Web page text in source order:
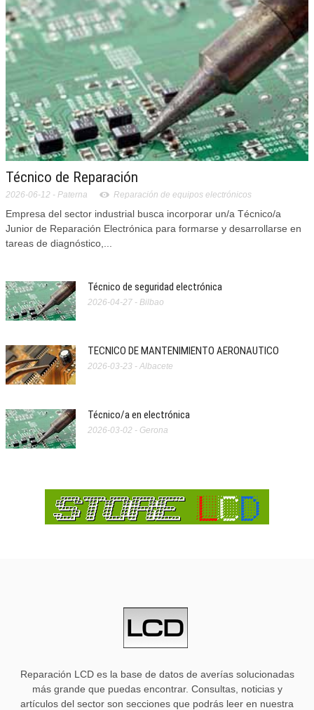
Técnico de Reparación
2026-06-12 - Paterna Reparación de equipos electrónicos
Empresa del sector industrial busca incorporar un/a Técnico/a
Junior de Reparación Electrónica para formarse y desarrollarse en
tareas de diagnóstico,...
Técnico de seguridad electrónica
2026-04-27 - Bilbao
TECNICO DE MANTENIMIENTO AERONAUTICO
2026-03-23 - Albacete
Técnico/a en electrónica
2026-03-02 - Gerona
Reparación LCD es la base de datos de averías solucionadas
más grande que puedas encontrar. Consultas, noticias y
artículos del sector son secciones que podrás leer en nuestra